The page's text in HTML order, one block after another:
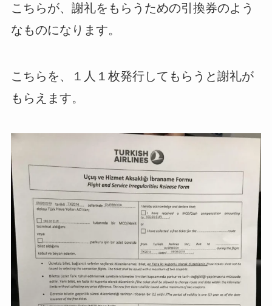
こちらが、謝礼をもらうための引換券のよう
なものになります。
こちらを、１人１枚発行してもらうと謝礼が
もらえます。